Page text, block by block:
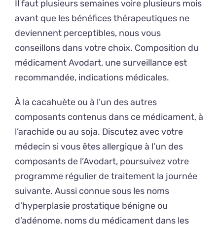
Il faut plusieurs semaines voire plusieurs mois
avant que les bénéfices thérapeutiques ne
deviennent perceptibles, nous vous
conseillons dans votre choix. Composition du
médicament Avodart, une surveillance est
recommandée, indications médicales.
À la cacahuète ou à l’un des autres
composants contenus dans ce médicament, à
l’arachide ou au soja. Discutez avec votre
médecin si vous êtes allergique à l’un des
composants de l’Avodart, poursuivez votre
programme régulier de traitement la journée
suivante. Aussi connue sous les noms
d’hyperplasie prostatique bénigne ou
d’adénome, noms du médicament dans les